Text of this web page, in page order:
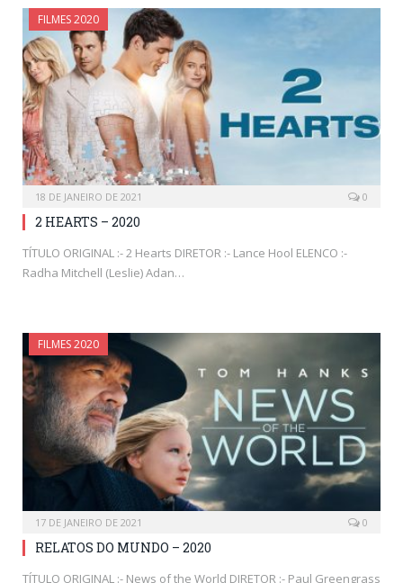
FILMES 2020
18 DE JANEIRO DE 2021 0
2 HEARTS – 2020
TÍTULO ORIGINAL :- 2 Hearts DIRETOR :- Lance Hool ELENCO :-
Radha Mitchell (Leslie) Adan…
FILMES 2020
17 DE JANEIRO DE 2021 0
RELATOS DO MUNDO – 2020
TÍTULO ORIGINAL :- News of the World DIRETOR :- Paul Greengrass